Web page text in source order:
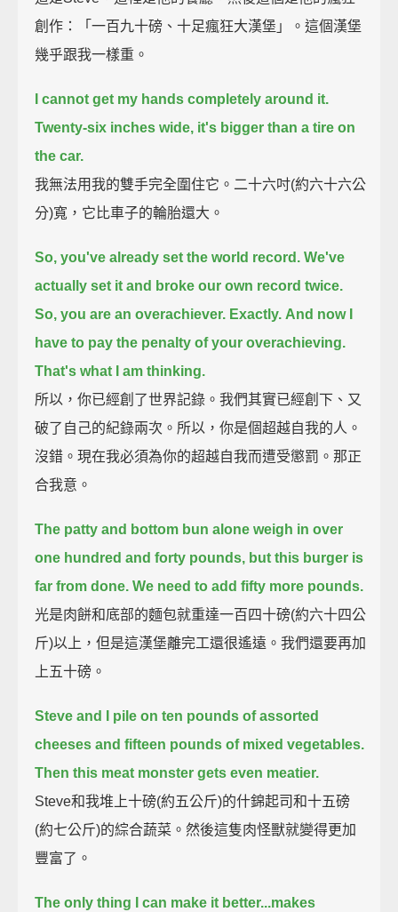
創作：「一百九十磅、十足瘋狂大漢堡」。這個漢堡
幾乎跟我一樣重。
I cannot get my hands completely around it.
Twenty-six inches wide, it's bigger than a tire on
the car.
我無法用我的雙手完全圍住它。二十六吋(約六十六公
分)寬，它比車子的輪胎還大。
So, you've already set the world record. We've
actually set it and broke our own record twice.
So, you are an overachiever. Exactly. And now I
have to pay the penalty of your overachieving.
That's what I am thinking.
所以，你已經創了世界記錄。我們其實已經創下、又
破了自己的紀錄兩次。所以，你是個超越自我的人。
沒錯。現在我必須為你的超越自我而遭受懲罰。那正
合我意。
The patty and bottom bun alone weigh in over
one hundred and forty pounds, but this burger is
far from done. We need to add fifty more pounds.
光是肉餅和底部的麵包就重達一百四十磅(約六十四公
斤)以上，但是這漢堡離完工還很遙遠。我們還要再加
上五十磅。
Steve and I pile on ten pounds of assorted
cheeses and fifteen pounds of mixed vegetables.
Then this meat monster gets even meatier.
Steve和我堆上十磅(約五公斤)的什錦起司和十五磅
(約七公斤)的綜合蔬菜。然後這隻肉怪獸就變得更加
豐富了。
The only thing I can make it better...makes